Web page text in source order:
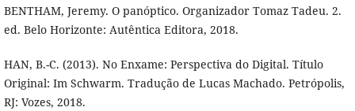
BENTHAM, Jeremy. O panóptico. Organizador Tomaz Tadeu. 2.
ed. Belo Horizonte: Autêntica Editora, 2018.
HAN, B.-C. (2013). No Enxame: Perspectiva do Digital. Título
Original: Im Schwarm. Tradução de Lucas Machado. Petrópolis,
RJ: Vozes, 2018.